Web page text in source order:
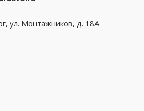
ул. Монтажников, д. 18А